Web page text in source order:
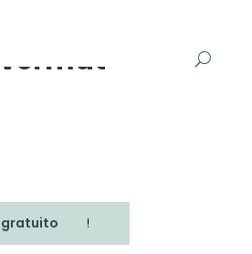
gratuito !